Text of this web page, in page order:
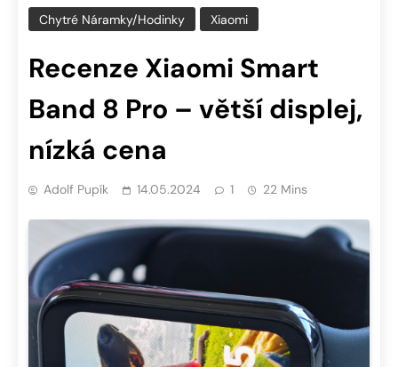
Chytré Náramky/hodinky Xiaomi
Recenze Xiaomi Smart
Band 8 Pro – větší displej,
nízká cena
Adolf Pupík 14.05.2024 1 22 Mins